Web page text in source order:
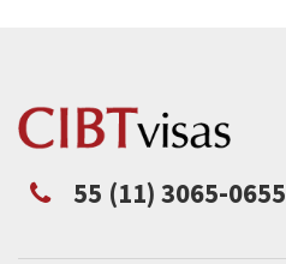
55 (11) 3065-0655